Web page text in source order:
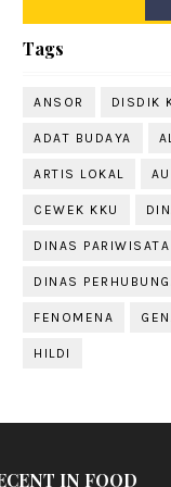
Tags
ANSOR DISDIK
ADAT BUDAYA
ARTIS LOKAL
CEWEK KKU
DINAS PARIWISATA
DINAS
FENOMENA
HILDI
IN FOOD